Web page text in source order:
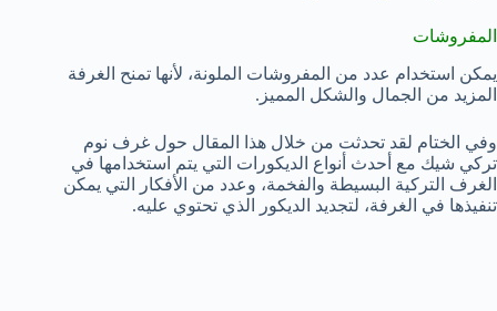
المفروشات
يمكن استخدام عدد من المفروشات الملونة، لأنها تمنح الغرفة
المزيد من الجمال والشكل المميز.
وفي الختام لقد تحدثت من خلال هذا المقال حول غرف نوم
تركي شيك مع أحدث أنواع الديكورات التي يتم استخدامها في
الغرف التركية البسيطة والفخمة، وعدد من الأفكار التي يمكن
تنفيذها في الغرفة، لتجديد الديكور الذي تحتوي عليه.